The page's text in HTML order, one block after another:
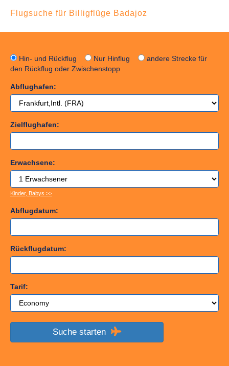
Flugsuche für Billigflüge Badajoz
Hin- und Rückflug Nur Hinflug
andere Strecke für
den Rückflug oder Zwischenstopp
Abflughafen:
Zielflughafen:
Erwachsene:
Kinder, Babys >>
Abflugdatum:
Rückflugdatum:
Tarif: